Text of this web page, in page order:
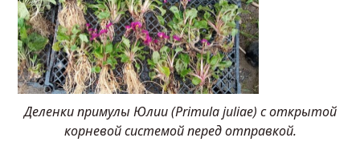
Деленки примулы Юлии (Primula juliae) с открытой
корневой системой перед отправкой.